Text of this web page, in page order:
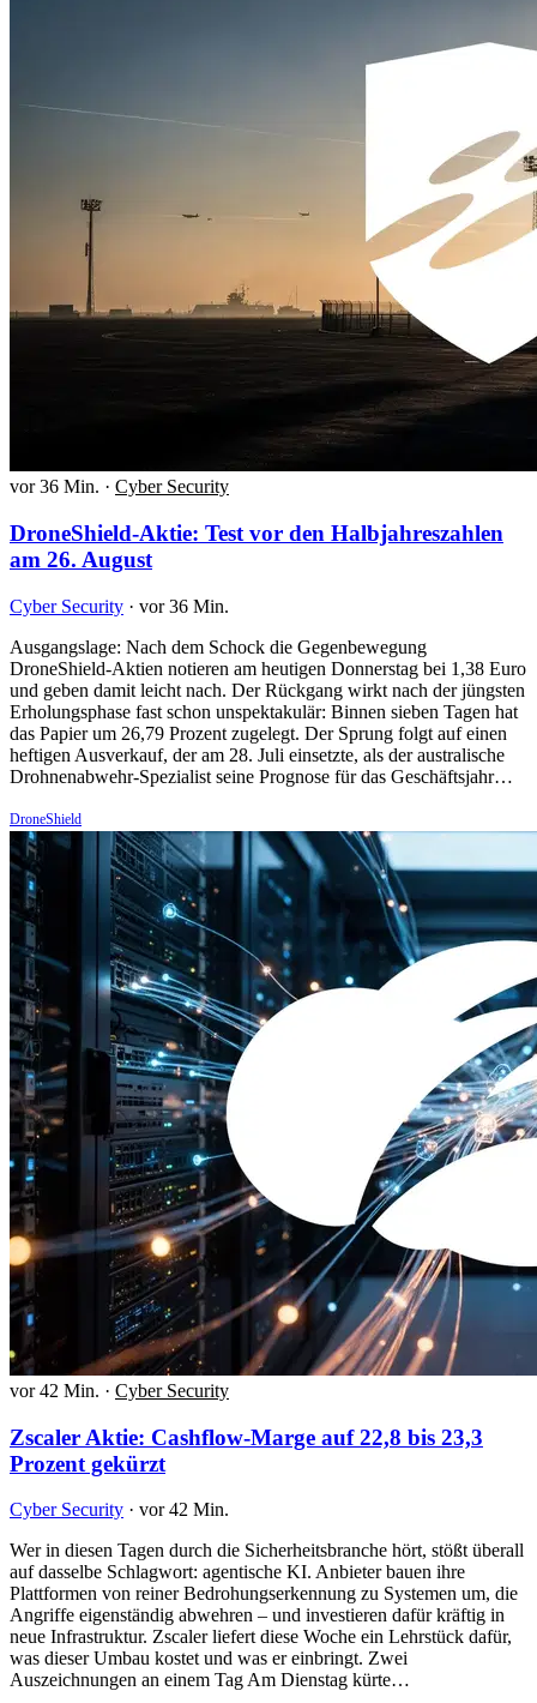
vor 36 Min. · Cyber Security
DroneShield-Aktie: Test vor den Halbjahreszahlen
am 26. August
Cyber Security · vor 36 Min.
Ausgangslage: Nach dem Schock die Gegenbewegung
DroneShield-Aktien notieren am heutigen Donnerstag bei 1,38 Euro
und geben damit leicht nach. Der Rückgang wirkt nach der jüngsten
Erholungsphase fast schon unspektakulär: Binnen sieben Tagen hat
das Papier um 26,79 Prozent zugelegt. Der Sprung folgt auf einen
heftigen Ausverkauf, der am 28. Juli einsetzte, als der australische
Drohnenabwehr-Spezialist seine Prognose für das Geschäftsjahr…
DroneShield
vor 42 Min. · Cyber Security
Zscaler Aktie: Cashflow-Marge auf 22,8 bis 23,3
Prozent gekürzt
Cyber Security · vor 42 Min.
Wer in diesen Tagen durch die Sicherheitsbranche hört, stößt überall
auf dasselbe Schlagwort: agentische KI. Anbieter bauen ihre
Plattformen von reiner Bedrohungserkennung zu Systemen um, die
Angriffe eigenständig abwehren – und investieren dafür kräftig in
neue Infrastruktur. Zscaler liefert diese Woche ein Lehrstück dafür,
was dieser Umbau kostet und was er einbringt. Zwei
Auszeichnungen an einem Tag Am Dienstag kürte…